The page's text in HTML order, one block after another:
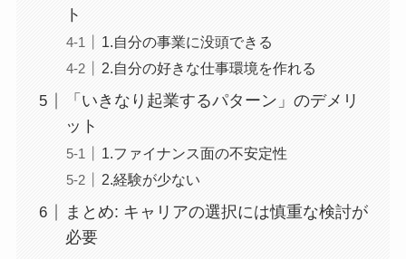
ト
1.自分の事業に没頭できる
2.自分の好きな仕事環境を作れる
「いきなり起業するパターン」のデメリ
ット
1.ファイナンス面の不安定性
2.経験が少ない
まとめ: キャリアの選択には慎重な検討が
必要